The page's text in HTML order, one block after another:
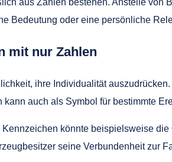
Bedeutung oder eine persönliche
mit nur Zahlen
ihre Individualität
auch als Symbol für bestimmte
könnte beispielsweise
seine Verbundenheit